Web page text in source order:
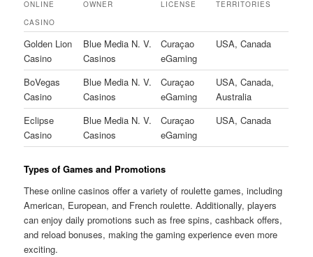
ONLINE
CASINO
OWNER LICENSE TERRITORIES
Golden Lion
Casino
Blue Media N. V.
Casinos
Curaçao
eGaming
USA, Canada
BoVegas
Casino
Blue Media N. V.
Casinos
Curaçao
eGaming
USA, Canada,
Australia
Eclipse
Casino
Blue Media N. V.
Casinos
Curaçao
eGaming
USA, Canada
Types of Games and Promotions
These online casinos offer a variety of roulette games, including
American, European, and French roulette. Additionally, players
can enjoy daily promotions such as free spins, cashback offers,
and reload bonuses, making the gaming experience even more
exciting.